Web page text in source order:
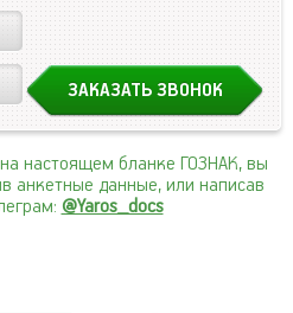
настоящем бланке ГОЗНАК, вы
анкетные данные, или написав
@Yaros_docs